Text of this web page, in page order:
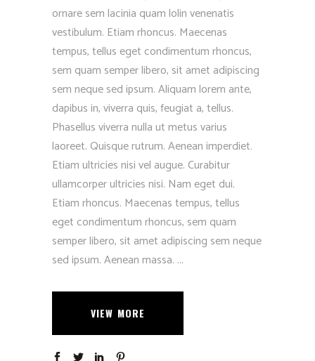
ornare sem lacinia quam lolin venenatis
vestibulum. Etiam rhoncus. Maecenas
tempus, tellus eget condimentum rhoncus,
sem quam semper libero, sit amet adipiscing
sem neque sed ipsum. Aliquam lorem ante,
dapibus in, viverra quis, feugiat a, tellus.
Phasellus viverra nulla ut metus varius
laoreet. Quisque rutrum. Aenean imperdiet.
Etiam ultricies nisi vel augue. Curabitur
ullamcorper ultricies nisi. Nam eget dui.
Etiam rhoncus. Maecenas tempus, tellus
eget condimentum rhoncus, sem quam
semper libero, sit amet adipiscing sem neque
sed ipsum. Aenean massa.
VIEW MORE